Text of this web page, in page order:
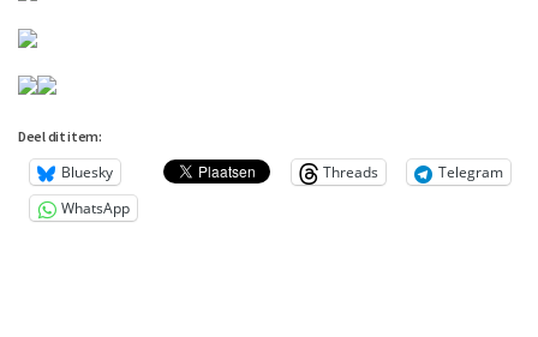
Deel dit item:
Bluesky Threads
Telegram
WhatsApp